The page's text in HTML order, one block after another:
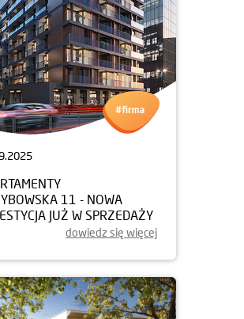
11 - NOWA
JUŻ W SPRZEDAŻY
dowiedz się więcej